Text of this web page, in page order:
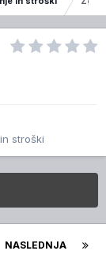
stroški
NASLEDNJA